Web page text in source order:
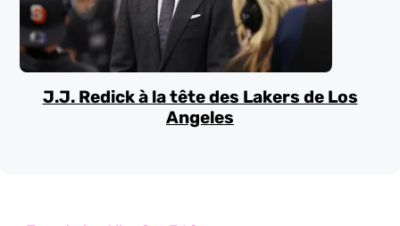
J.J. Redick à la tête des Lakers de Los
Angeles